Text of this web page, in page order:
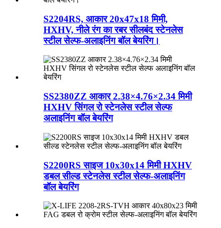
S2204RS, आकार 20x47x18 मिमी,
HXHV, नीले रंग का रबर सीलबंद स्टेनलेस
स्टील सेल्फ-अलाइनिंग बॉल बेयरिंग।
SS2380ZZ आकार 2.38×4.76×2.34 मिमी
HXHV सिंगल रो स्टेनलेस स्टील सेल्फ
अलाइनिंग बॉल बेयरिंग
S2200RS साइज 10x30x14 मिमी HXHV
डबल सील्ड स्टेनलेस स्टील सेल्फ-अलाइनिंग
बॉल बेयरिंग